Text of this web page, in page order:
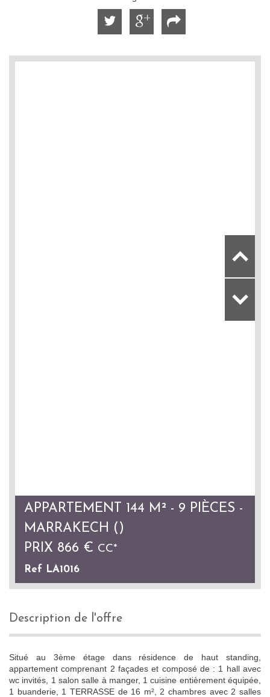
APPARTEMENT 144 M² - 9 PIÈCES -
MARRAKECH ()
PRIX 866 € CC*
Ref LA1016
description de l'offre
Situé au 3ème étage dans résidence de haut standing,
appartement comprenant 2 façades et composé de : 1 hall avec
wc invités, 1 salon salle à manger, 1 cuisine entièrement équipée,
1 buanderie, 1 TERRASSE de 16 m², 2 chambres avec 2 salles